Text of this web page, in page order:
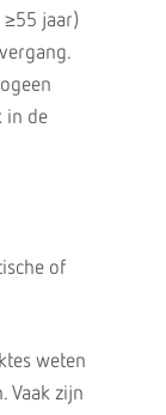
≥55 jaar)
in de
of
weten
Vaak zijn